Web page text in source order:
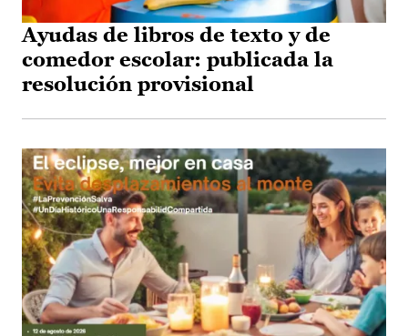
Ayudas de libros de texto y de
comedor escolar: publicada la
resolución provisional